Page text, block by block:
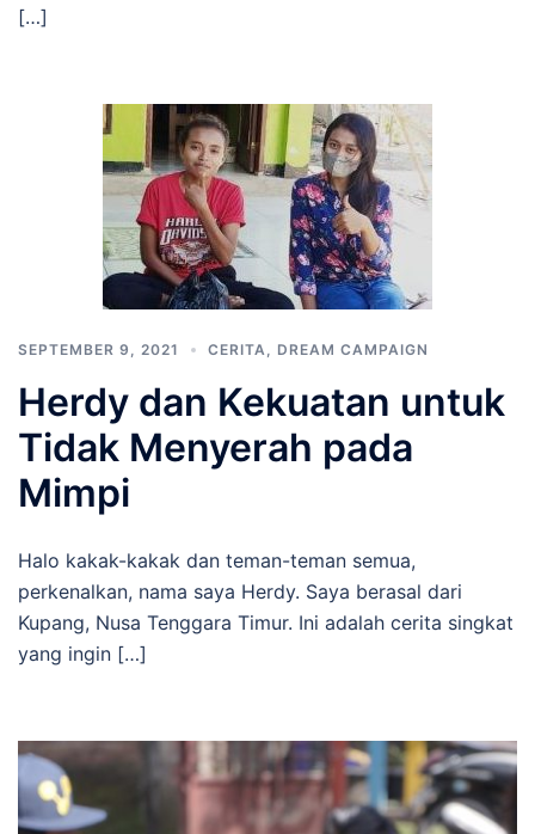
[…]
SEPTEMBER 9, 2021 CERITA DREAM CAMPAIGN
Herdy dan Kekuatan untuk
Tidak Menyerah pada
Mimpi
Halo kakak-kakak dan teman-teman semua,
perkenalkan, nama saya Herdy. Saya berasal dari
Kupang, Nusa Tenggara Timur. Ini adalah cerita singkat
yang ingin […]